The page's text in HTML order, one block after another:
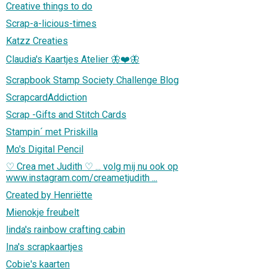
Creative things to do
Scrap-a-licious-times
Katzz Creaties
Claudia's Kaartjes Atelier 🦋❤️🦋
Scrapbook Stamp Society Challenge Blog
ScrapcardAddiction
Scrap -Gifts and Stitch Cards
Stampin´ met Priskilla
Mo's Digital Pencil
♡ Crea met Judith ♡ ... volg mij nu ook op
www.instagram.com/creametjudith ...
Created by Henriëtte
Mienokje freubelt
linda's rainbow crafting cabin
Ina's scrapkaartjes
Cobie's kaarten